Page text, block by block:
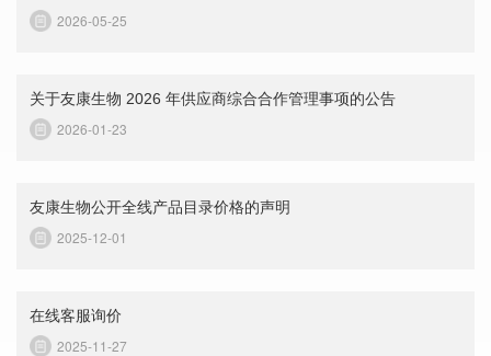
2026-05-25
关于友康生物 2026 年供应商综合合作管理事项的公告
2026-01-23
友康生物公开全线产品目录价格的声明
2025-12-01
在线客服询价
2025-11-27